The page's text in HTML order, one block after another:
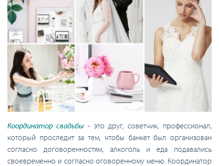
Координатор свадьбы- это друг, советчик, профессионал,
который проследит за тем, чтобы банкет был организован
согласно договоренностям, алкоголь и еда подавались
своевременно и согласно оговоренному меню. Координатор